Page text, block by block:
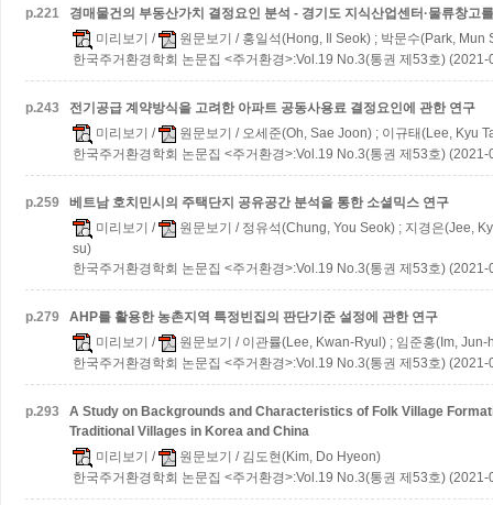
p.221
경매물건의 부동산가치 결정요인 분석 - 경기도 지식산업센터·물류창고
미리보기 / 원문보기 / 홍일석(Hong, Il Seok) ; 박문수(Park, Mun
한국주거환경학회 논문집 <주거환경>:Vol.19 No.3(통권 제53호) (2021-
p.243
전기공급 계약방식을 고려한 아파트 공동사용료 결정요인에 관한 연구
미리보기 / 원문보기 / 오세준(Oh, Sae Joon) ; 이규태(Lee, Kyu
한국주거환경학회 논문집 <주거환경>:Vol.19 No.3(통권 제53호) (2021-
p.259
베트남 호치민시의 주택단지 공유공간 분석을 통한 소셜믹스 연구
미리보기 / 원문보기 / 정유석(Chung, You Seok) ; 지경은(Jee,
su)
한국주거환경학회 논문집 <주거환경>:Vol.19 No.3(통권 제53호) (2021-
p.279
AHP를 활용한 농촌지역 특정빈집의 판단기준 설정에 관한 연구
미리보기 / 원문보기 / 이관률(Lee, Kwan-Ryul) ; 임준홍(Im, Jun-
한국주거환경학회 논문집 <주거환경>:Vol.19 No.3(통권 제53호) (2021-
p.293
A Study on Backgrounds and Characteristics of Folk Village
Traditional Villages in Korea and China
미리보기 / 원문보기 / 김도현(Kim, Do Hyeon)
한국주거환경학회 논문집 <주거환경>:Vol.19 No.3(통권 제53호) (2021-